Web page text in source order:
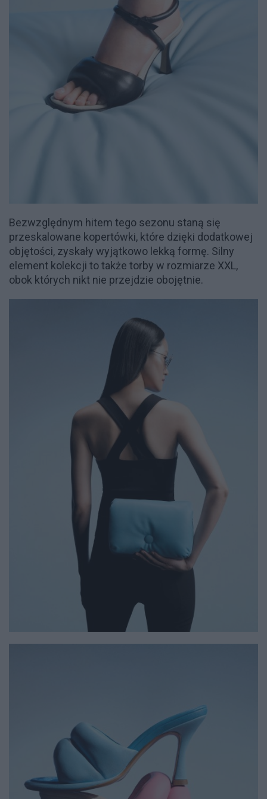
Bezwzględnym hitem tego sezonu staną się
przeskalowane kopertówki, które dzięki dodatkowej
objętości, zyskały wyjątkowo lekką formę. Silny
element kolekcji to także torby w rozmiarze XXL,
obok których nikt nie przejdzie obojętnie.